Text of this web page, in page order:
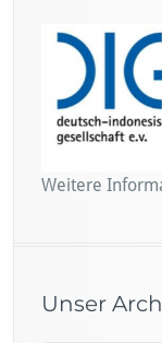
Weitere
Unser